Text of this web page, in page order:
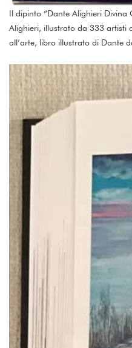
Il dipinto “Dante Alighieri Divina
Alighieri, illustrato da 333 artisti
all’arte, libro illustrato di Dante